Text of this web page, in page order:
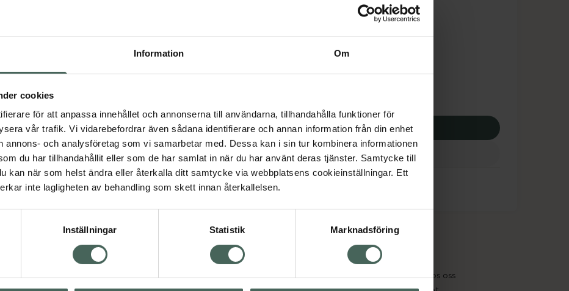
Information Om
cookies
för att anpassa innehållet och annonserna till användarna, tillhandahålla funktioner för
vår trafik. Vi vidarebefordrar även sådana identifierare och annan information från din enhet
annons- och analysföretag som vi samarbetar med. Dessa kan i sin tur kombinera informationen
du har tillhandahållit eller som de har samlat in när du har använt deras tjänster. Samtycke till
kan när som helst ändra eller återkalla ditt samtycke via webbplatsens cookieinställningar. Ett
inte lagligheten av behandling som skett innan återkallelsen.
Inställningar Statistik Marknadsföring
Pris med recept
Högkostnadsskyddet gäller
3664,45 kr
Köp via ditt recept
Aktuella erbjudanden
från Skåne i syd
datorn.
hjälpa just dig
Om recept och läkemedel
Jobba hos oss